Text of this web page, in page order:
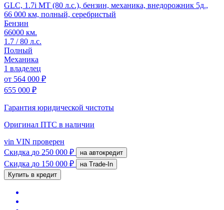
GLC, 1.7i MT (80 л.с.), бензин, механика, внедорожник 5д.,
66 000 км, полный, серебристый
Бензин
66000 км.
1.7 / 80 л.с.
Полный
Механика
1 владелец
от 564 000 ₽
655 000 ₽
Гарантия юридической чистоты
Оригинал ПТС в наличии
vin VIN проверен
Скидка до 250 000 ₽ на автокредит
Скидка до 150 000 ₽
на Trade-In
Купить в кредит